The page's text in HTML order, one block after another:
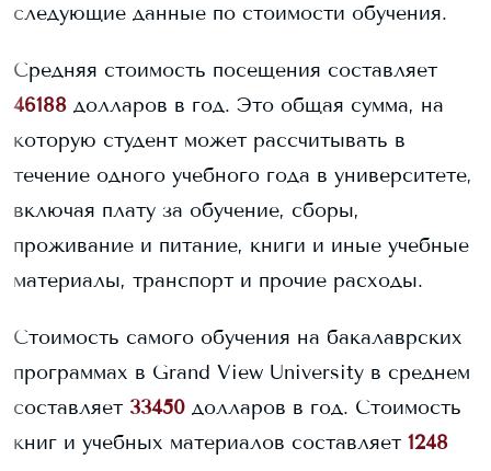
следующие данные по стоимости обучения.
Средняя стоимость посещения составляет
46188 долларов в год. Это общая сумма, на
которую студент может рассчитывать в
течение одного учебного года в университете,
включая плату за обучение, сборы,
проживание и питание, книги и иные учебные
материалы, транспорт и прочие расходы.
Стоимость самого обучения на бакалаврских
программах в Grand View University в среднем
составляет 33450 долларов в год. Стоимость
книг и учебных материалов составляет 1248